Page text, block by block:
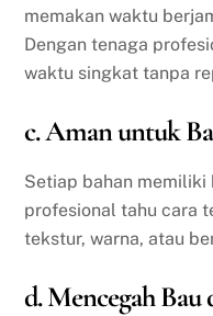
memakan waktu
Dengan tenaga
waktu singkat tanpa
c. Aman untuk
Setiap bahan
profesional tahu cara
tekstur, warna, atau
d. Mencegah Bau